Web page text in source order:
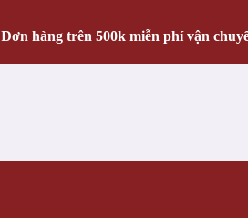
Đơn hàng trên 500k miễn phí vận